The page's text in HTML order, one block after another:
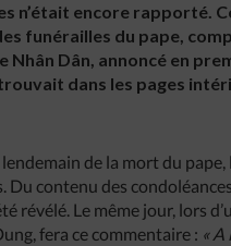
n’était encore rapporté.
funérailles du pape,
Dân, annoncé en
dans les pages
de la mort du
contenu des
révélé. Le même jour, lors
fera ce commentaire : «